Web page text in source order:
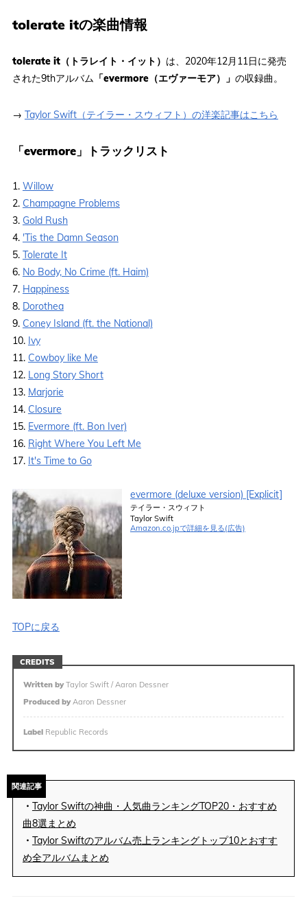
tolerate itの楽曲情報
tolerate it（トラレイト・イット） は、2020年12月11日に発売
された9thアルバム 「evermore（エヴァーモア）」 の収録曲。
→ Taylor Swift（テイラー・スウィフト）の洋楽記事はこちら
「evermore」トラックリスト
1. Willow
2. Champagne Problems
3. Gold Rush
4. 'Tis the Damn Season
5. Tolerate It
6. No Body, No Crime (ft. Haim)
7. Happiness
8. Dorothea
9. Coney Island (ft. the National)
10. Ivy
11. Cowboy like Me
12. Long Story Short
13. Marjorie
14. Closure
15. Evermore (ft. Bon Iver)
16. Right Where You Left Me
17. It's Time to Go
evermore (deluxe version) [Explicit]
テイラー・スウィフト
Taylor Swift
Amazon.co.jpで詳細を見る(広告)
TOPに戻る
CREDITS
Written byTaylor Swift / Aaron Dessner
Produced byAaron Dessner
LabelRepublic Records
関連記事
・ Taylor Swiftの神曲・人気曲ランキングTOP20・おすすめ
曲8選まとめ
・ Taylor Swiftのアルバム売上ランキングトップ10とおすす
め全アルバムまとめ